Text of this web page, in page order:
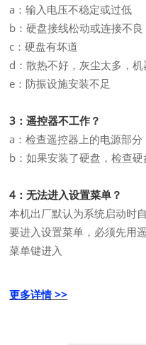
a：输入电压不稳定或过低
b：硬盘接线松动或连接不良
c：硬盘有坏道
d：散热不好，灰尘太多，
e：防振设施安装不足
3：遥控器不工作？
a：检查遥控器上的电源部分
b：如果安装了硬盘，检查
4：无法进入设置菜单？
本机出厂默认为系统启动时
要进入设置菜单，必须先用
菜单键进入
更多详情 >>